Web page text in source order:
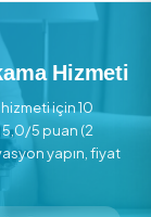
Yıkama
hizmeti için
5,0/5
rezervasyon